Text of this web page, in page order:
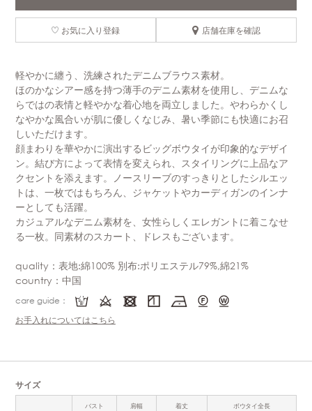
お気に入り登録 店舗在庫を確認
軽やかに纏う、洗練されたデニムブラウス素材。
ほのかなシアー感を持つ薄手のデニム素材を使用し、デニムな
らではの表情と軽やかな着心地を両立しました。やわらかくし
なやかな風合いが肌に優しくなじみ、暑い季節にも快適にお召
しいただけます。
顔まわりを華やかに演出するビッグボウタイが印象的なデザイ
ン。結び方によって表情を変えられ、スタイリングに上品なア
クセントを添えます。ノースリーブのすっきりとしたシルエッ
トは、一枚ではもちろん、ジャケットやカーディガンのインナ
ーとしても活躍。
カジュアルなデニム素材を、女性らしくエレガントに着こなせ
る一枚。同素材のスカート、ドレスもございます。
quality：表地:綿100% 別布:ポリエステル79%,綿21%
country：中国
care guide：
お手入れについてはこちら
サイズ
バスト 肩幅 着丈 ボウタイ全長